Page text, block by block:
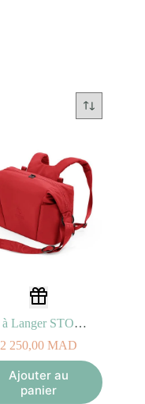
Sac à Langer STOKKE XPLORY X Rouge Rubis
2 250,00 MAD
Ajouter au
panier